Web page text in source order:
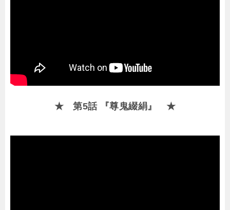
★ 第5話 『尊鬼綴絹』 ★